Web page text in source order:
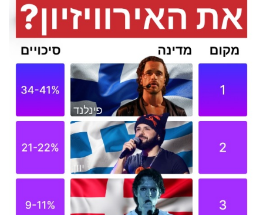
UNDER
40
פעולה
דרושים
ניוזלטרים